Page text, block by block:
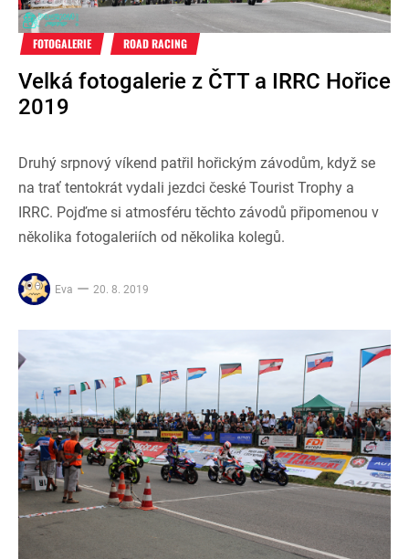
FOTOGALERIE ROAD RACING
Velká fotogalerie z ČTT a IRRC Hořice
2019
Druhý srpnový víkend patřil hořickým závodům, když se
na trať tentokrát vydali jezdci české Tourist Trophy a
IRRC. Pojďme si atmosféru těchto závodů připomenou v
několika fotogaleriích od několika kolegů.
Eva 20. 8. 2019